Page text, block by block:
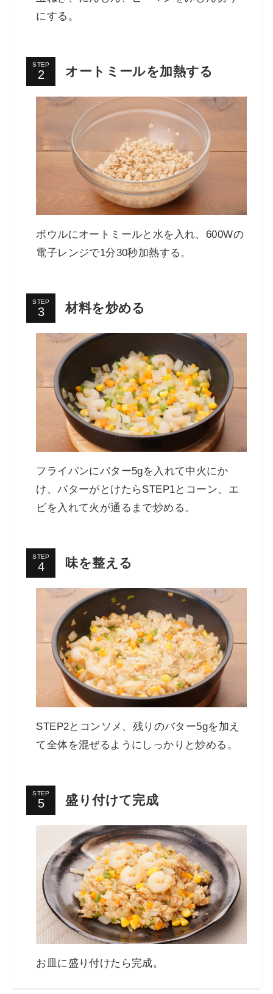
にする。
STEP オートミールを加熱する
ボウルにオートミールと水を入れ、600Wの
電子レンジで1分30秒加熱する。
STEP 材料を炒める
フライパンにバター5gを入れて中火にか
け、バターがとけたらSTEP1とコーン、エ
ビを入れて火が通るまで炒める。
STEP 味を整える
STEP2とコンソメ、残りのバター5gを加え
て全体を混ぜるようにしっかりと炒める。
STEP 盛り付けて完成
お皿に盛り付けたら完成。